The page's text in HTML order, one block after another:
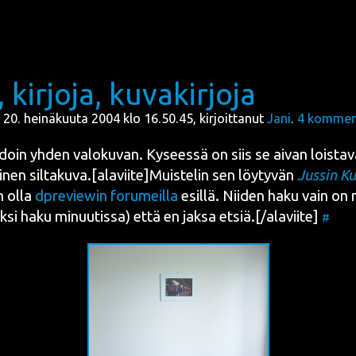
kirjoja, kuvakirjoja
heinäkuuta 2004 klo 16.50.45, kirjoittanut Jani. 4
yhden valo­ku­van. Kysees­sä on siis se aivan
siltakuva.[alaviite]Muistelin sen löy­ty­vän Jus­sin
olla dpre­viewin foru­meil­la esil­lä. Nii­den haku vain on
haku minuu­tis­sa) että en jak­sa etsiä.[/alaviite] #